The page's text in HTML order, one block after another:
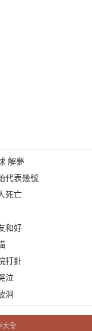
解夢
代表幾號
死亡
和好
打針
泣
洞
大全